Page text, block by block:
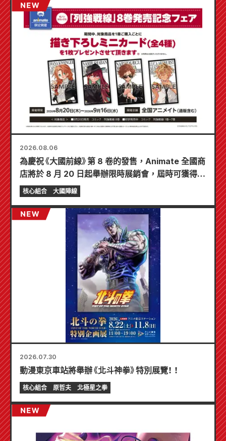
2026.08.06
為慶祝《大國前線》第 8 卷的發售，Animate 全國商
店將於 8 月 20 日起舉辦限時展銷會，屆時可獲得特
製迷你卡片（共 4 種）！
核心組合 大國陣線
2026.07.30
動漫東京車站將舉辦《北斗神拳》特別展覽！ ！
核心組合 原哲夫 北極星之拳